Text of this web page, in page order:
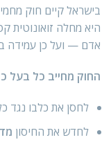
בישראל קיים חוק
היא מחלה זואונוטית
אדם — ועל כן עמידה
החוק מחייב כל בעל
לחסן את כלבו נגד
לחדש את החיסון